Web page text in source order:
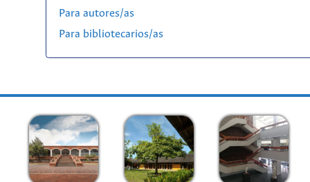
Para autores/as
Para bibliotecarios/as